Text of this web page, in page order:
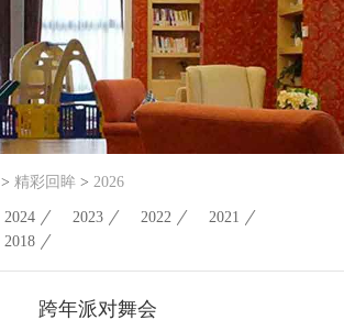
> 精彩回眸 > 2026
2024 2023 2022
2021
2018
跨年派对舞会